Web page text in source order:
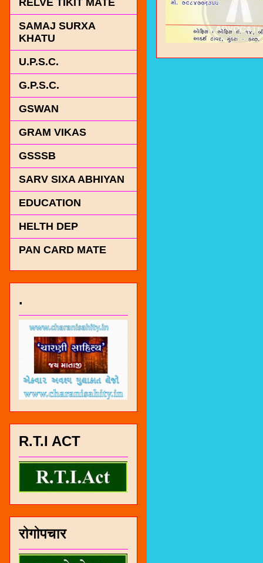
SAMAJ SURXA
KHATU
U.P.S.C.
G.P.S.C.
GSWAN
GRAM VIKAS
GSSSB
SARV SIXA ABHIYAN
EDUCATION
HELTH DEP
PAN CARD MATE
.
R.T.I ACT
रोगोपचार